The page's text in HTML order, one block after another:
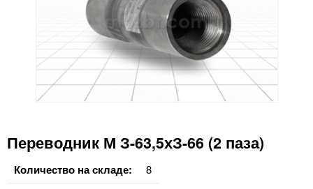
Переводник М З-63,5хЗ-66 (2 паза)
Количество на складе: 8